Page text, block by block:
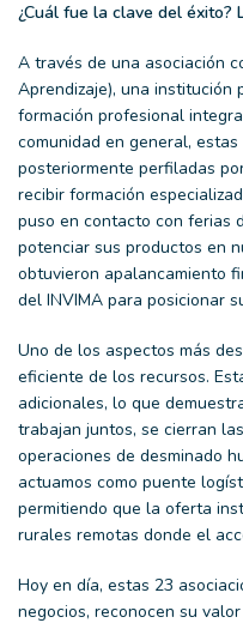
¿Cuál fue la clave del éxito?
A través de una asociación
Aprendizaje), una institución
formación profesional
comunidad en general,
posteriormente perfiladas
recibir formación
puso en contacto con ferias
potenciar sus productos en
obtuvieron apalancamiento
del INVIMA para posicionar
Uno de los aspectos más
eficiente de los recursos.
adicionales, lo que
trabajan juntos, se cierran
operaciones de desminado
actuamos como puente
permitiendo que la oferta
rurales remotas donde el
Hoy en día, estas 23
negocios, reconocen su